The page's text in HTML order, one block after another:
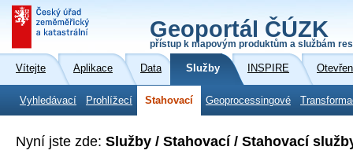
Geoportál ČÚZK
přístup k mapovým produktům a službám
Vítejte Aplikace Data Služby INSPIRE
Vyhledávací Prohlížecí Stahovací Geoprocessingové
Nyní jste zde: Služby / Stahovací / Stahovací